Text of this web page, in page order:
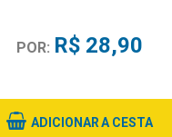
POR: R$ 28,90
ADICIONARA CESTA